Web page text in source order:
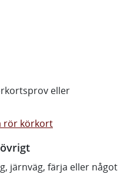
eller
rör körkort
järnväg, färja eller något